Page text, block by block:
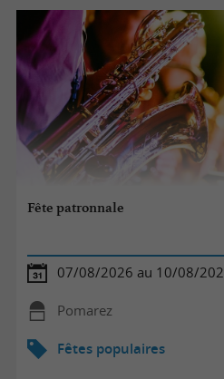
Fête patronnale
07/08/2026 au 10/08/
Pomarez
Fêtes populaires